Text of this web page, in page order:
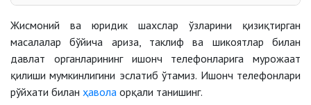
Жисмоний ва юридик
шахсларнинг мурожаатлари тўғрисида
ташкилотлари тўғрисида"ги Қонуни
Ўзбекистон Республикасининг "Нодавлат нотижорат
ташкилотлари фаолиятининг кафолатлари
тўғрисида"ги Қонуни
Ўзбекистон Республикасининг "Ижтимоий шериклик
Жисмоний ва юридик шахслар ўзларини қизиқтирган
масалалар бўйича ариза, таклиф ва шикоятлар билан
давлат органларининг ишонч телефонларига мурожаат
қилиши мумкинлигини эслатиб ўтамиз. Ишонч телефонлари
рўйхати билан ҳавола орқали танишинг.